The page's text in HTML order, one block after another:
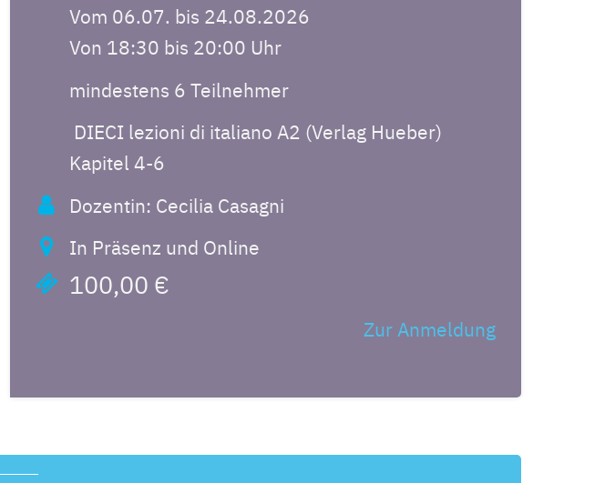
Vom 06.07. bis 24.08.2026
Von 18:30 bis 20:00 Uhr
mindestens 6 Teilnehmer
DIECI lezioni di italiano A2 (Verlag Hueber)
Kapitel 4-6
Dozentin: Cecilia Casagni
In Präsenz und Online
100,00 €
Zur Anmeldung